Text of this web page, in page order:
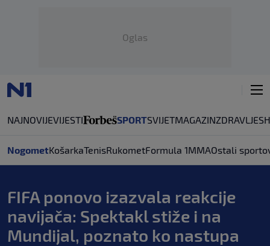
Oglas
NAJNOVIJEVIJESTI SPORTSVIJETMAGAZINZDRAVLJE
NogometKošarkaTenisRukometFormula 1MMAOstali
FIFA ponovo izazvala reakcije
navijača: Spektakl stiže i na
Mundijal, poznato ko nastupa